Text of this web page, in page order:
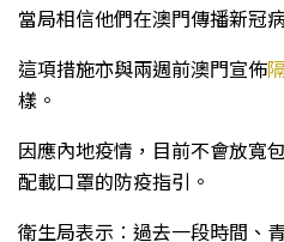
當局相信他們在澳門傳播新冠
這項措施亦與兩週前澳門宣佈
樣。
因應內地疫情，目前不會放寬
配載口罩的防疫指引。
衛生局表示︰過去一段時間、